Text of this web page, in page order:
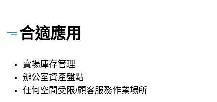
合適應用
賣場庫存管理
辦公室資產盤點
任何空間受限/顧客服務作業場所